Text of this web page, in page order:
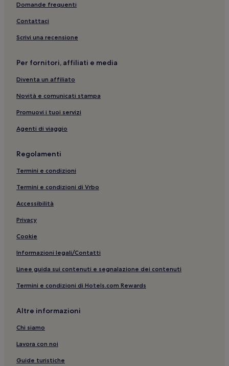
Melito di Porto Salvo: hotel
Domande frequenti
Contattaci
Scrivi una recensione
Per fornitori, affiliati e media
Diventa un affiliato
Novità e comunicati stampa
Promuovi i tuoi servizi
Agenti di viaggio
Regolamenti
Termini e condizioni
Termini e condizioni di Vrbo
Accessibilità
Privacy
Cookie
Informazioni legali/Contatti
Linee guida sui contenuti e segnalazione dei contenuti
Termini e condizioni di Hotels.com Rewards
Altre informazioni
Chi siamo
Lavora con noi
Guide turistiche